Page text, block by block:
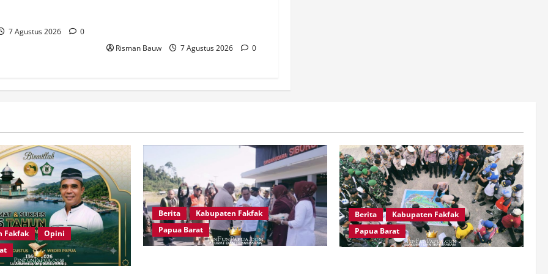
7 Agustus 2026 0
Risman Bauw 7 Agustus 2026 0
Fakfak
Opini
Berita
Kabupaten Fakfak
Papua Barat
Berita
Kabupaten Fakfak
Papua Barat